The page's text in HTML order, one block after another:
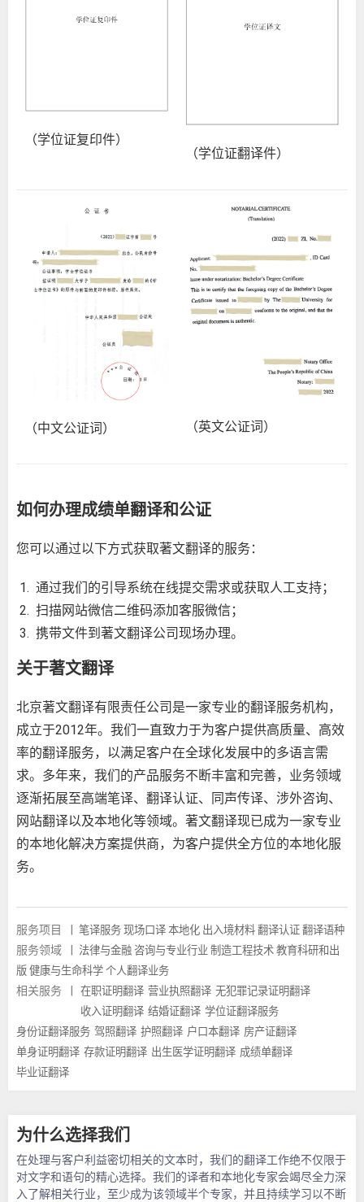
（学位证复印件）
（学位证翻译件）
（中文公证词） （英文公证词）
如何办理成绩单翻译和公证
您可以通过以下方式获取著文翻译的服务：
通过我们的引导系统在线提交需求或获取人工支持；
扫描网站微信二维码添加客服微信；
携带文件到著文翻译公司现场办理。
关于著文翻译
北京著文翻译有限责任公司是一家专业的翻译服务机构，
成立于2012年。我们一直致力于为客户提供高质量、高效
率的翻译服务，以满足客户在全球化发展中的多语言需
求。多年来，我们的产品服务不断丰富和完善，业务领域
逐渐拓展至高端笔译、翻译认证、同声传译、涉外咨询、
网站翻译以及本地化等领域。著文翻译现已成为一家专业
的本地化解决方案提供商，为客户提供全方位的本地化服
务。
服务项目 笔译服务 现场口译 本地化 出入境材料 翻译认证 翻译语种
服务领域 法律与金融 咨询与专业行业 制造工程技术 教育科研和出
版 健康与生命科学 个人翻译业务
相关服务 在职证明翻译 营业执照翻译 无犯罪记录证明翻译
收入证明翻译 结婚证翻译 学位证翻译服务
身份证翻译服务 驾照翻译 护照翻译 户口本翻译 房产证翻译
单身证明翻译 存款证明翻译 出生医学证明翻译 成绩单翻译
毕业证翻译
为什么选择我们
在处理与客户利益密切相关的文本时，我们的翻译工作绝不仅限于
对文字和语句的精心选择。我们的译者和本地化专家会竭尽全力深
入了解相关行业，至少成为该领域半个专家，并且持续学习以不断